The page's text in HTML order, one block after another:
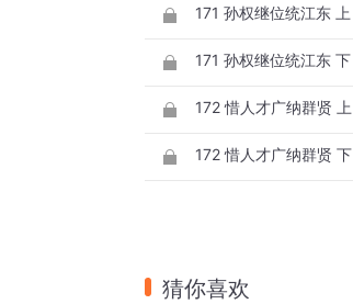
171 孙权继位统江东 上
171 孙权继位统江东 下
172 惜人才广纳群贤 上
172 惜人才广纳群贤 下
猜你喜欢